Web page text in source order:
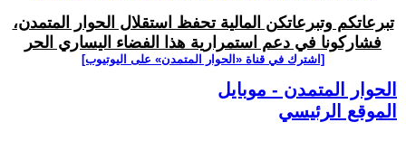
تبرعاتكم وتبرعاتكن المالية تحفظ استقلال الحوار المتمدن،
فشاركونا في دعم استمرارية هذا الفضاء اليساري الحر
[اشترك في قناة ‫«الحوار المتمدن» على اليوتيوب]
الحوار المتمدن - موبايل
الموقع الرئيسي